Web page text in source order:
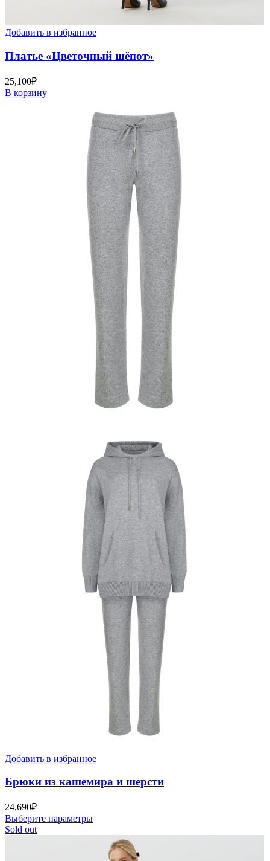
Добавить в избранное
Платье «Цветочный шёпот»
25,100₽
В корзину
Добавить в избранное
Брюки из кашемира и шерсти
24,690₽
Выберите параметры
Sold out